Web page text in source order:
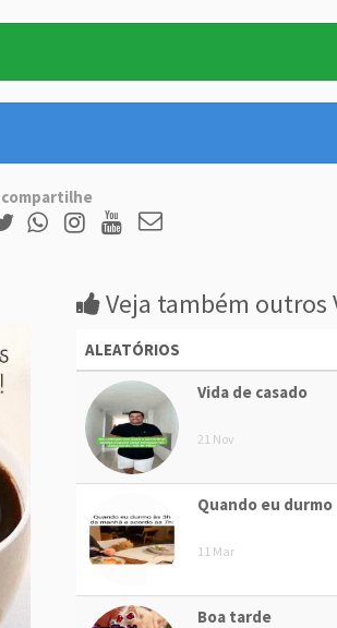
compartilhe
Veja também outros
ALEATÓRIOS
Vida de casado
21 Nov
Quando eu
11 Mar
Boa tarde